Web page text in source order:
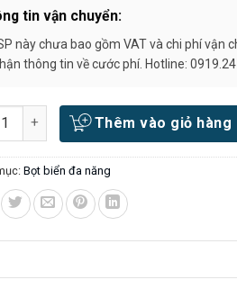
tin vận chuyển:
này chưa bao gồm VAT và chi phí vận
thông tin về cước phí. Hotline:
Thêm vào giỏ hàng
Bọt biển đa năng